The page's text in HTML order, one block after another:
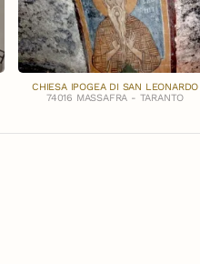
CHIESA IPOGEA DI SAN LEONARDO
74016 MASSAFRA - TARANTO